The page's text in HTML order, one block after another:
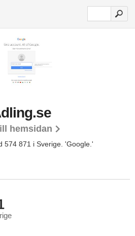
hemsidan
574 871 i Sverige. 'Google.'